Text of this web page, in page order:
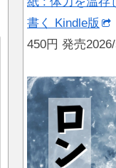
書く Kindle版
450円 発売